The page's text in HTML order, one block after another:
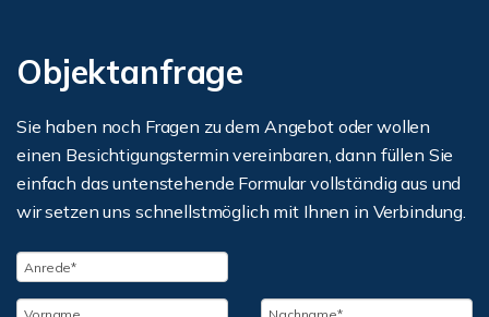
Objektanfrage
Sie haben noch Fragen zu dem Angebot oder wollen
einen Besichtigungstermin vereinbaren, dann füllen Sie
einfach das untenstehende Formular vollständig aus und
wir setzen uns schnellstmöglich mit Ihnen in Verbindung.